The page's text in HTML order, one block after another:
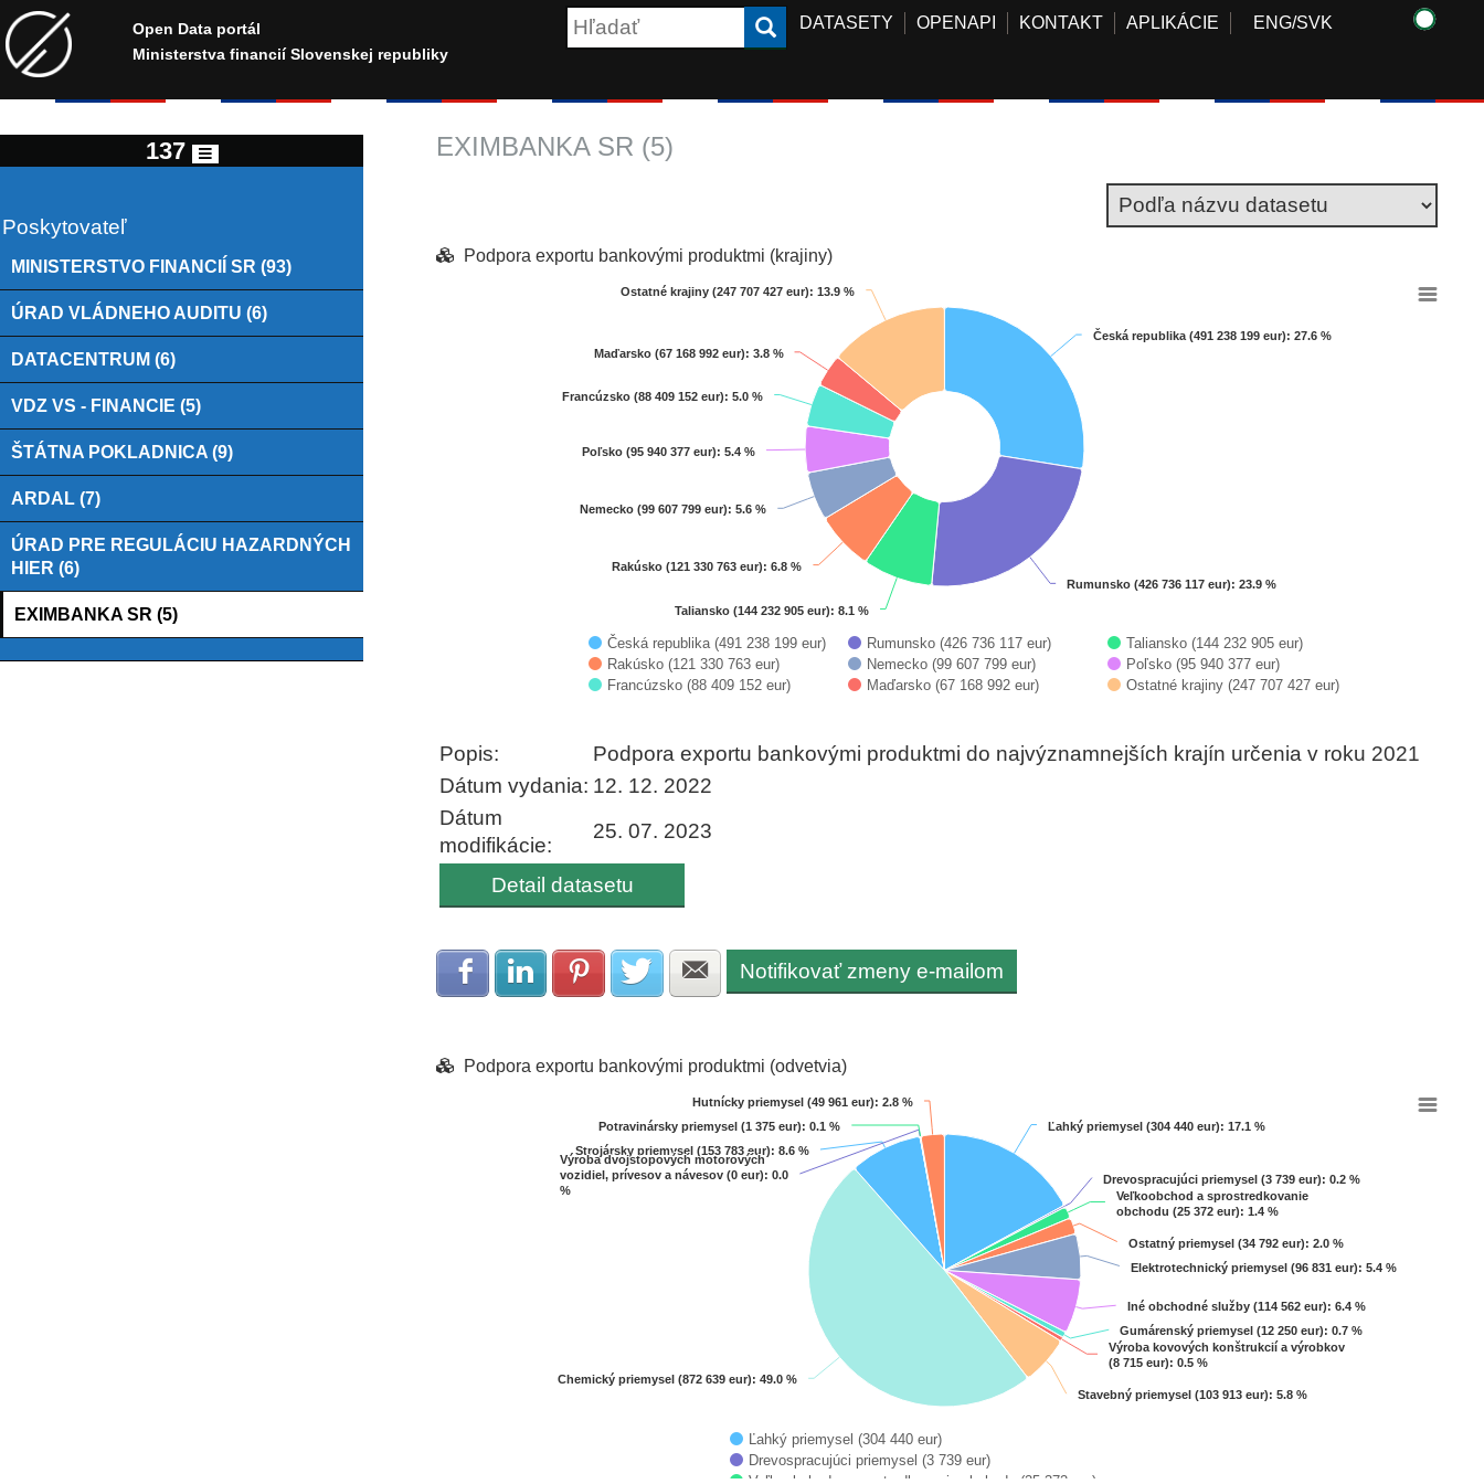
Open Data portál
Ministerstva financií Slovenskej republiky
DATASETY OPENAPI KONTAKT APLIKÁCIE ENG/SVK
137
Poskytovateľ
MINISTERSTVO FINANCIÍ SR (93)
ÚRAD VLÁDNEHO AUDITU (6)
DATACENTRUM (6)
VDZ VS - FINANCIE (5)
ŠTÁTNA POKLADNICA (9)
ARDAL (7)
ÚRAD PRE REGULÁCIU HAZARDNÝCH
HIER (6)
EXIMBANKA SR (5)
EXIMBANKA SR (5)
Podpora exportu bankovými produktmi (krajiny)
Pie chart with 9 slices.
View as data table, Chart
Česká republika (491 238 199 eur): 27.6 %
Česká republika (491 238 199 eur): 27.6 %
Rumunsko (426 736 117 eur): 23.9 %
Rumunsko (426 736 117 eur): 23.9 %
Taliansko (144 232 905 eur): 8.1 %
Taliansko (144 232 905 eur): 8.1 %
Rakúsko (121 330 763 eur): 6.8 %
Rakúsko (121 330 763 eur): 6.8 %
Nemecko (99 607 799 eur): 5.6 %
Nemecko (99 607 799 eur): 5.6 %
Poľsko (95 940 377 eur): 5.4 %
Poľsko (95 940 377 eur): 5.4 %
Francúzsko (88 409 152 eur): 5.0 %
Francúzsko (88 409 152 eur): 5.0 %
Maďarsko (67 168 992 eur): 3.8 %
Maďarsko (67 168 992 eur): 3.8 %
Ostatné krajiny (247 707 427 eur): 13.9 %
Ostatné krajiny (247 707 427 eur): 13.9 %
Česká republika (491 238 199 eur) Rumunsko (426 736 117 eur)
Taliansko (144 232 905 eur)
Rakúsko (121 330 763 eur)
Nemecko (99 607 799 eur)
Poľsko (95 940 377 eur)
Francúzsko (88 409 152 eur)
Maďarsko (67 168 992 eur) Ostatné krajiny (247 707 427 eur)
Popis:
Podpora exportu bankovými produktmi do najvýznamnejších krajín určenia v roku 2021
Dátum vydania: 12. 12. 2022
Dátum
modifikácie:
25. 07. 2023
Detail datasetu
Zdielať na Facebook
Zdielať na LinkedIn
Zdielať na Pinterest
Zdielať na Twitter
Zdielať na E-mail
Notifikovať zmeny e-mailom
Podpora exportu bankovými produktmi (odvetvia)
Pie chart with 14 slices.
Ľahký priemysel (304 440 eur): 17.1 %
Ľahký priemysel (304 440 eur): 17.1 %
Drevospracujúci priemysel (3 739 eur): 0.2 %
Drevospracujúci priemysel (3 739 eur): 0.2 %
Veľkoobchod a sprostredkovanie
obchodu (25 372 eur): 1.4 %
Veľkoobchod a sprostredkovanie
obchodu (25 372 eur): 1.4 %
Ostatný priemysel (34 792 eur): 2.0 %
Ostatný priemysel (34 792 eur): 2.0 %
Elektrotechnický priemysel (96 831 eur): 5.4 %
Elektrotechnický priemysel (96 831 eur): 5.4 %
Iné obchodné služby (114 562 eur): 6.4 %
Iné obchodné služby (114 562 eur): 6.4 %
Gumárenský priemysel (12 250 eur): 0.7 %
Gumárenský priemysel (12 250 eur): 0.7 %
Výroba kovových konštrukcií a výrobkov
(8 715 eur): 0.5 %
Výroba kovových konštrukcií a výrobkov
(8 715 eur): 0.5 %
Stavebný priemysel (103 913 eur): 5.8 %
Stavebný priemysel (103 913 eur): 5.8 %
Chemický priemysel (872 639 eur): 49.0 %
Chemický priemysel (872 639 eur): 49.0 %
Strojársky priemysel (153 783 eur): 8.6 %
Strojársky priemysel (153 783 eur): 8.6 %
Výroba dvojstopových motorových
vozidiel, prívesov a návesov (0 eur): 0.0
%
Výroba dvojstopových motorových
vozidiel, prívesov a návesov (0 eur): 0.0
%
Potravinársky priemysel (1 375 eur): 0.1 %
Potravinársky priemysel (1 375 eur): 0.1 %
Hutnícky priemysel (49 961 eur): 2.8 %
Hutnícky priemysel (49 961 eur): 2.8 %
Ľahký priemysel (304 440 eur)
Drevospracujúci priemysel (3 739 eur)